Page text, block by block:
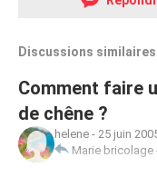
Discussions similaires
Comment faire
de chêne ?
helene - 25 juin
Marie bricolage